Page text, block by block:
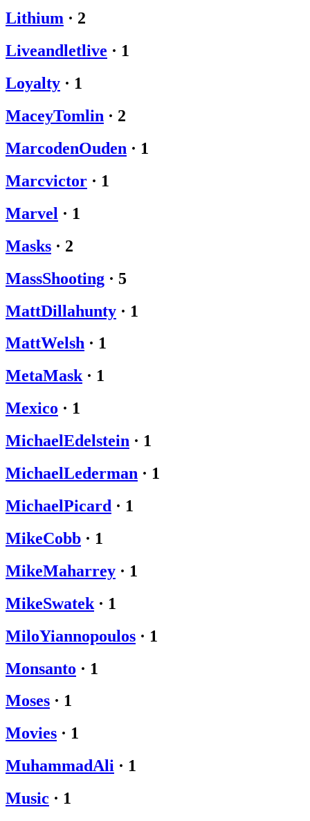
Lithium · 2
Liveandletlive · 1
Loyalty · 1
MaceyTomlin · 2
MarcodenOuden · 1
Marcvictor · 1
Marvel · 1
Masks · 2
MassShooting · 5
MattDillahunty · 1
MattWelsh · 1
MetaMask · 1
Mexico · 1
MichaelEdelstein · 1
MichaelLederman · 1
MichaelPicard · 1
MikeCobb · 1
MikeMaharrey · 1
MikeSwatek · 1
MiloYiannopoulos · 1
Monsanto · 1
Moses · 1
Movies · 1
MuhammadAli · 1
Music · 1